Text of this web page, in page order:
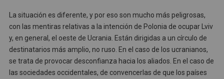
La situación es diferente, y por eso son mucho más peligrosas,
con las mentiras relativas a la intención de Polonia de ocupar Lviv
y, en general, el oeste de Ucrania. Están dirigidas a un círculo de
destinatarios más amplio, no ruso. En el caso de los ucranianos,
se trata de provocar desconfianza hacia los aliados. En el caso de
las sociedades occidentales, de convencerlas de que los países